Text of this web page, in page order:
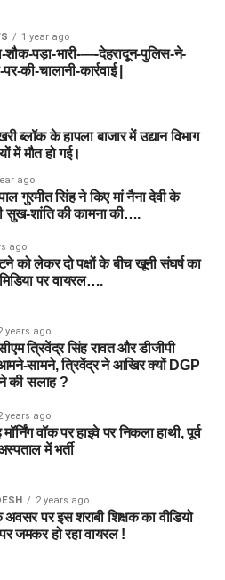
1 year ago
शौक-पड़ा-भारी-—-देहरादून-पुलिस-ने-
की-चालानी-कार्रवाई |
ब्लॉक के हापला बाजार में उद्यान विभाग
में मौत हो गई।
ago
गुरमीत सिंह ने किए मां नैना देवी के
सुख-शांति की कामना की….
ago
को लेकर दो पक्षों के बीच खूनी संघर्ष का
पर वायरल….
years ago
त्रिवेंद्र सिंह रावत और डीजीपी
सामने, त्रिवेंद्र ने आखिर क्यों DGP
की सलाह ?
years ago
वॉक पर हाइवे पर निकला हाथी, पूर्व
में भर्ती
2 years ago
पर इस शराबी शिक्षक का वीडियो
जमकर हो रहा वायरल !